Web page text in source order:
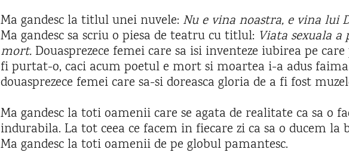
Ma gandesc la titlul unei nuvele: Nu e vina noastra, e vina lui
Ma gandesc sa scriu o piesa de teatru cu titlul: Viata sexuala a
mort. Douasprezece femei care sa isi inventeze iubirea pe
fi purtat-o, caci acum poetul e mort si moartea i-a adus faima.
douasprezece femei care sa-si doreasca gloria de a fi fost
Ma gandesc la toti oamenii care se agata de realitate ca sa o
indurabila. La tot ceea ce facem in fiecare zi ca sa o ducem la
Ma gandesc la toti oamenii de pe globul pamantesc.